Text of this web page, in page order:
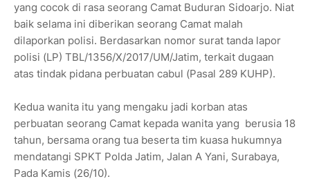
yang cocok di rasa seorang Camat Buduran Sidoarjo. Niat
baik selama ini diberikan seorang Camat malah
dilaporkan polisi. Berdasarkan nomor surat tanda lapor
polisi (LP) TBL/1356/X/2017/UM/Jatim, terkait dugaan
atas tindak pidana perbuatan cabul (Pasal 289 KUHP).
Kedua wanita itu yang mengaku jadi korban atas
perbuatan seorang Camat kepada wanita yang berusia 18
tahun, bersama orang tua beserta tim kuasa hukumnya
mendatangi SPKT Polda Jatim, Jalan A Yani, Surabaya,
Pada Kamis (26/10).